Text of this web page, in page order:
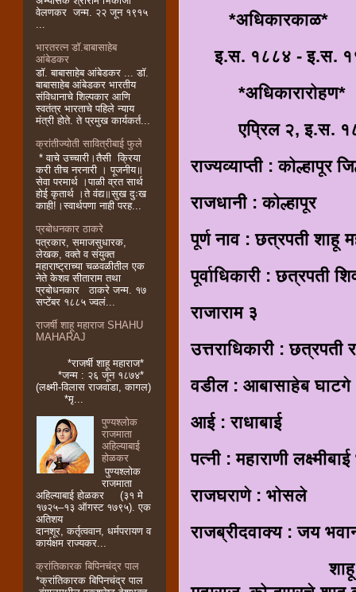
*अधिकारकाळ*
इ.स. १८८४ - इ.स.
*अधिकारारोहण*
एप्रिल २, इ.स.
राज्यव्याप्ती : कोल्हापूर
राजधानी : कोल्हापूर
पूर्ण नाव : छत्रपती शाहू
पूर्वाधिकारी : छत्रपती
राजाराम ३
उत्तराधिकारी : छत्रपती
वडील : आबासाहेब घाटगे
आई : राधाबाई
पत्नी : महाराणी
राजघराणे : भोसले
राजब्रीदवाक्य : जय
शाहू महाराज
वेलणकर जन्म. २२ जून १९१५
भारतरत्न डॉ.बाबासाहेब
आंबेडकर
डॉ. बाबासाहेब आंबेडकर ... डॉ.
बाबासाहेब आंबेडकर भारतीय
संविधानाचे शिल्पकार आणि
स्वतंत्र भारताचे पहिले न्याय
मंत्री होते. ते प्रमुख कार्यकर्त...
क्रांतीज्योती सावित्रीबाई फुले
* वाचे उच्चारी।तैसी क्रिया
करी तीच नरनारी । पूजनीय॥
सेवा परमार्थ ।पाळी व्रत सार्थ
होई कृतार्थ ।ते वंद्य॥सुख दुःख
काही!।स्वार्थपणा नाही परह...
प्रबोधनकार ठाकरे
पत्रकार, समाजसुधारक,
लेखक, वक्ते व संयुक्त
महाराष्ट्राच्या चळवळीतील एक
नेते केशव सीताराम तथा
प्रबोधनकार ठाकरे जन्म. १७
सप्टेंबर १८८५ ज्वलं...
राजर्षी शाहू महाराज SHAHU
MAHARAJ
*राजर्षी शाहू महाराज*
*जन्म : २६ जून १८७४*
(लक्ष्मी-विलास राजवाडा, कागल)
*मृ...
पुण्यश्लोक
राजमाता
अहिल्याबाई
होळकर
पुण्यश्लोक
राजमाता
अहिल्याबाई होळकर (३१ मे
१७२५–१३ ऑगस्ट १७९५). एक
अतिशय
दानशूर, कर्तृत्ववान, धर्मपरायण व
कार्यक्षम राज्यकर...
क्रांतिकारक बिपिनचंद्र पाल
*क्रांतिकारक बिपिनचंद्र पाल